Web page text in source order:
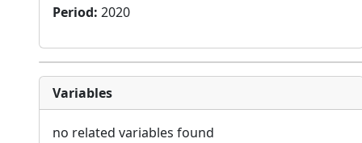
Period: 2020
Variables
no related variables found